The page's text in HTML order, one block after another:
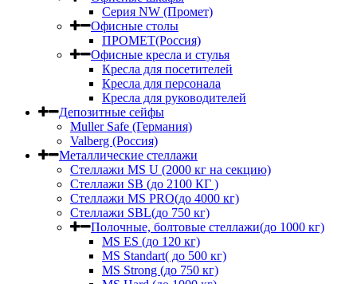
Серия NW (Промет)
Офисные столы
ПРОМЕТ(Россия)
Офисные кресла и стулья
Кресла для посетителей
Кресла для персонала
Кресла для руководителей
Депозитные сейфы
Muller Safe (Германия)
Valberg (Россия)
Металлические стеллажи
Стеллажи MS U (2000 кг на секцию)
Стеллажи SB (до 2100 КГ )
Стеллажи MS PRO(до 4000 кг)
Стеллажи SBL(до 750 кг)
Полочные, болтовые стеллажи(до 1000 кг)
MS ES (до 120 кг)
MS Standart( до 500 кг)
MS Strong (до 750 кг)